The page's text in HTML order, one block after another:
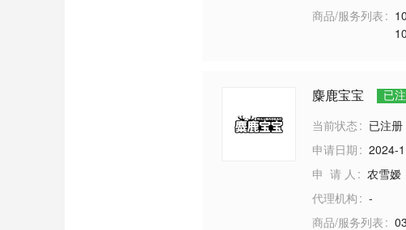
商品/服务列表
麋鹿宝宝 已
当前状态 已注册
申请日期
2024-
申 请 人
农雪嫒
代理机构
-
商品/服务列表